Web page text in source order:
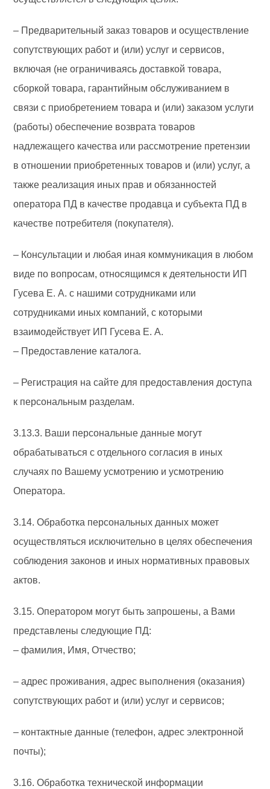
– Предварительный заказ товаров и осуществление
сопутствующих работ и (или) услуг и сервисов,
включая (не ограничиваясь доставкой товара,
сборкой товара, гарантийным обслуживанием в
связи с приобретением товара и (или) заказом услуги
(работы) обеспечение возврата товаров
надлежащего качества или рассмотрение претензии
в отношении приобретенных товаров и (или) услуг, а
также реализация иных прав и обязанностей
оператора ПД в качестве продавца и субъекта ПД в
качестве потребителя (покупателя).
– Консультации и любая иная коммуникация в любом
виде по вопросам, относящимся к деятельности ИП
Гусева Е. А. с нашими сотрудниками или
сотрудниками иных компаний, с которыми
взаимодействует ИП Гусева Е. А.
– Предоставление каталога.
– Регистрация на сайте для предоставления доступа
к персональным разделам.
3.13.3. Ваши персональные данные могут
обрабатываться с отдельного согласия в иных
случаях по Вашему усмотрению и усмотрению
Оператора.
3.14. Обработка персональных данных может
осуществляться исключительно в целях обеспечения
соблюдения законов и иных нормативных правовых
актов.
3.15. Оператором могут быть запрошены, а Вами
представлены следующие ПД:
– фамилия, Имя, Отчество;
– адрес проживания, адрес выполнения (оказания)
сопутствующих работ и (или) услуг и сервисов;
– контактные данные (телефон, адрес электронной
почты);
3.16. Обработка технической информации